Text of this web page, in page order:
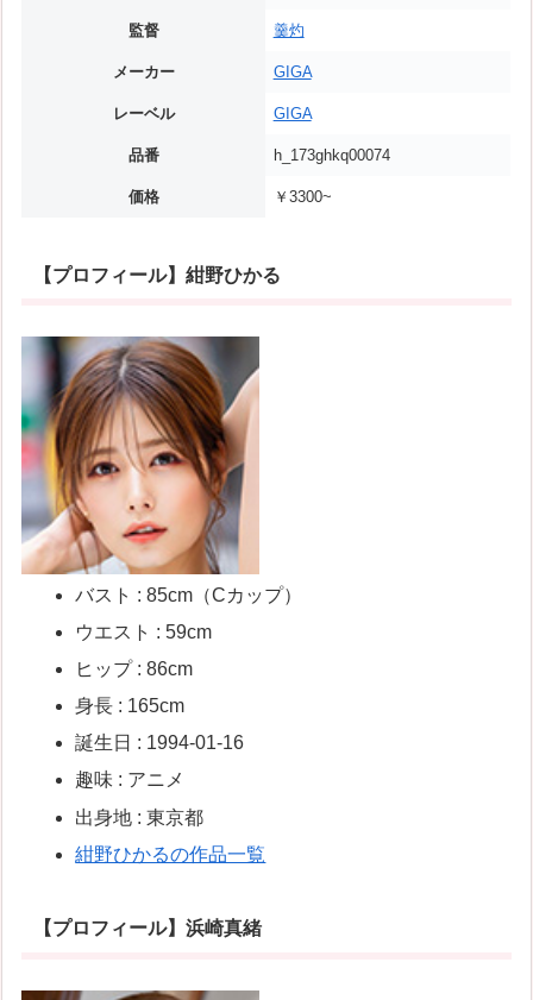
監督 羹灼
メーカー GIGA
レーベル GIGA
品番 h_173ghkq00074
価格 ￥3300~
【プロフィール】紺野ひかる
バスト : 85cm（Cカップ）
ウエスト : 59cm
ヒップ : 86cm
身長 : 165cm
誕生日 : 1994-01-16
趣味 : アニメ
出身地 : 東京都
紺野ひかるの作品一覧
【プロフィール】浜崎真緒